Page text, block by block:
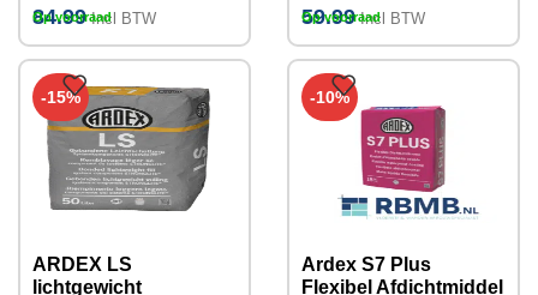
84.99 Incl BTW
Op voorraad
25 KG
59.99 Incl BTW
Op voorraad
-15%
ARDEX LS
lichtgewicht
-10%
Ardex S7 Plus
Flexibel Afdichtmiddel